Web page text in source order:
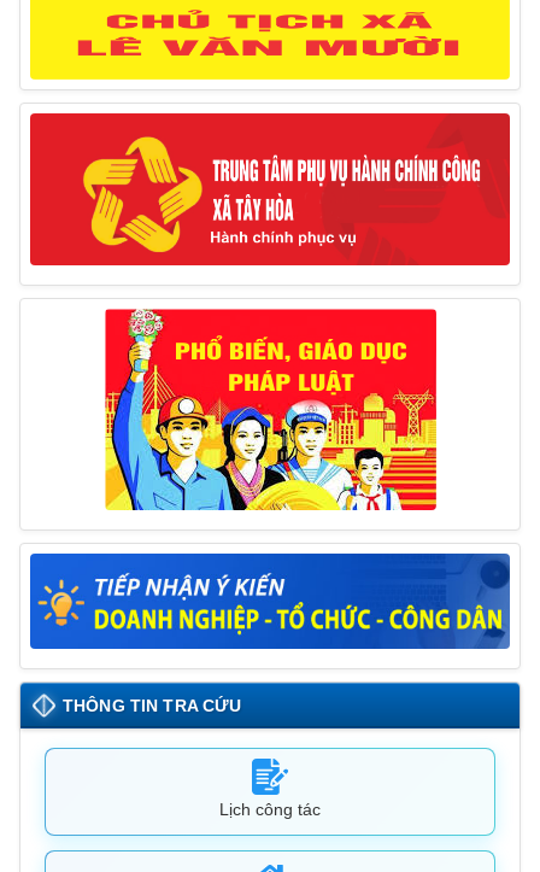
Thông báo lịch công tác của Chủ tịch, các Phó Chủ
tịch UBND huyện và Phó Chủ tịch Hội đồng nhân dân
10/03/2025
Thông báo tổ chức thực hiện Cưỡng chế buộc thực
hiện biện pháp khắc phục hậu quả trong lĩnh vực đất đai
17/06/2025
Thông báo đăng ký tiếp công dân định kỳ đợt 01
tháng 6/2025 của Chủ tịch UBND huyện
26/05/2025
THÔNG TIN TRA CỨU
Lịch công tác